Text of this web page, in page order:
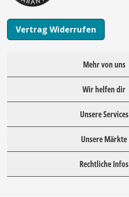
Vertrag Widerrufen
Mehr von uns
Wir helfen dir
Unsere Services
Unsere Märkte
Rechtliche Infos